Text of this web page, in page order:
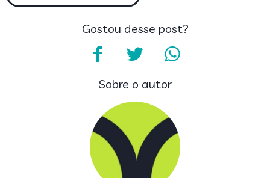
Gostou desse post?
Sobre o autor